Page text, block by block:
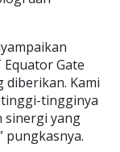
Gate
diberikan. Kami
tingginya
sinergi yang
pungkasnya.